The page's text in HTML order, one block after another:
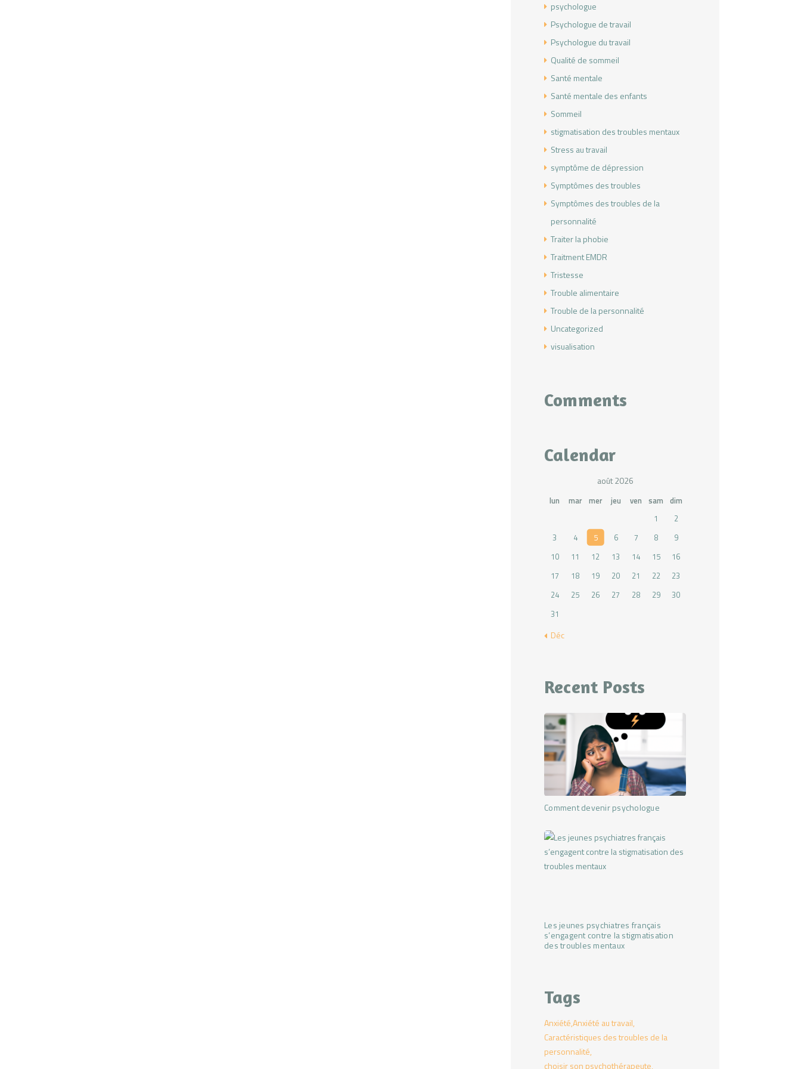
psychologue
Psychologue de travail
Psychologue du travail
Qualité de sommeil
Santé mentale
Santé mentale des enfants
Sommeil
stigmatisation des troubles mentaux
Stress au travail
symptôme de dépression
Symptômes des troubles
Symptômes des troubles de la
personnalité
Traiter la phobie
Traitment EMDR
Tristesse
Trouble alimentaire
Trouble de la personnalité
Uncategorized
visualisation
Comments
Calendar
août 2026
lun mar mer jeu ven sam dim
1
2
3
4 5 6 7 8
9
10
11 12 13 14 15
16
17
18 19 20 21 22
23
24
25 26 27 28 29
30
31
« Déc
Recent Posts
Comment devenir psychologue
Les jeunes psychiatres français
s’engagent contre la stigmatisation
des troubles mentaux
Tags
AnxiétéAnxiété au travail
Caractéristiques des troubles de la
personnalité
choisir son psychothérapeute